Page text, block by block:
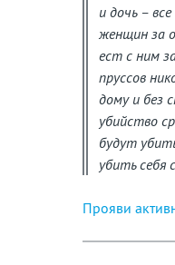
и дочь –
женщин за
ест с ним
пруссов
дому и без
убийство
будут
убить себя
Прояви